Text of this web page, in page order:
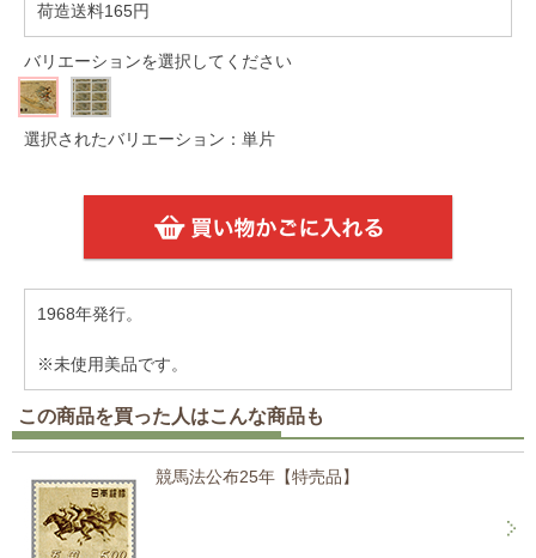
荷造送料165円
バリエーションを選択してください
選択されたバリエーション：単片
1968年発行。
※未使用美品です。
この商品を買った人はこんな商品も
競馬法公布25年【特売品】